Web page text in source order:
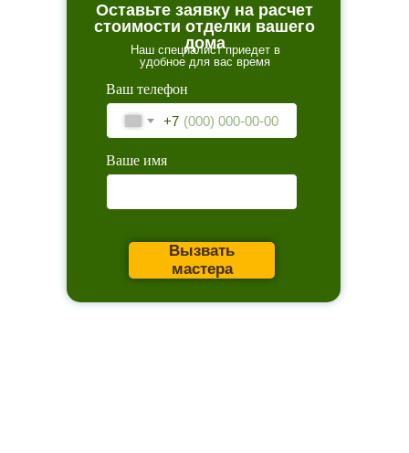
Ваш телефон
+7
Ваше имя
Вызвать
мастера
Оставьте заявку на расчет
стоимости отделки вашего
дома
Наш специалист приедет в
удобное для вас время